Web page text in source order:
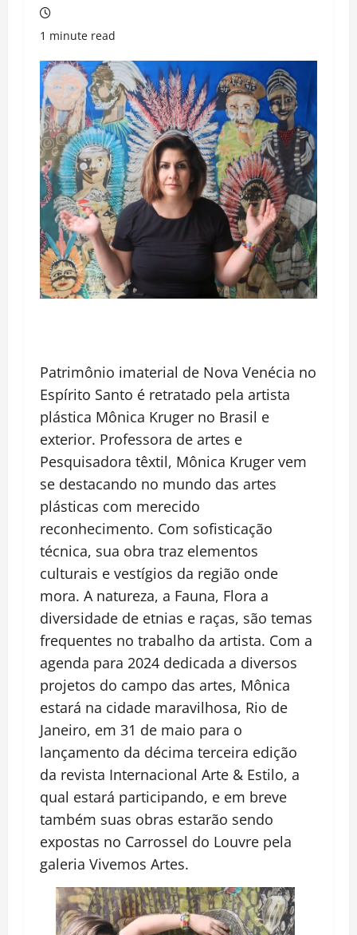
1 minute read
Patrimônio imaterial de Nova Venécia no
Espírito Santo é retratado pela artista
plástica Mônica Kruger no Brasil e
exterior. Professora de artes e
Pesquisadora têxtil, Mônica Kruger vem
se destacando no mundo das artes
plásticas com merecido
reconhecimento. Com sofisticação
técnica, sua obra traz elementos
culturais e vestígios da região onde
mora. A natureza, a Fauna, Flora a
diversidade de etnias e raças, são temas
frequentes no trabalho da artista. Com a
agenda para 2024 dedicada a diversos
projetos do campo das artes, Mônica
estará na cidade maravilhosa, Rio de
Janeiro, em 31 de maio para o
lançamento da décima terceira edição
da revista Internacional Arte & Estilo, a
qual estará participando, e em breve
também suas obras estarão sendo
expostas no Carrossel do Louvre pela
galeria Vivemos Artes.